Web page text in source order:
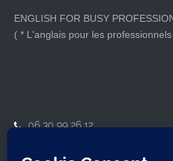
ENGLISH FOR BUSY
( * L'anglais pour les
06 30 99 26 12